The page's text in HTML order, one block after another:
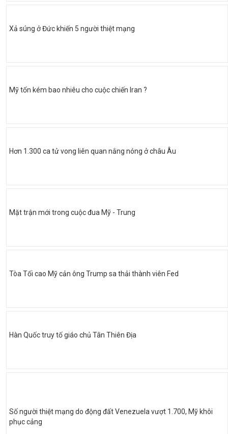
Xả súng ở Đức khiến 5 người thiệt mạng
Mỹ tốn kém bao nhiêu cho cuộc chiến Iran ?
Hơn 1.300 ca tử vong liên quan nắng nóng ở châu Âu
Mặt trận mới trong cuộc đua Mỹ - Trung
Tòa Tối cao Mỹ cản ông Trump sa thải thành viên Fed
Hàn Quốc truy tố giáo chủ Tân Thiên Địa
Số người thiệt mạng do động đất Venezuela vượt 1.700, Mỹ khôi
phục cảng